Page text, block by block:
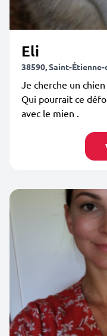
Eli
38590, Saint-
Je cherche un
Qui pourrait ce
avec le mien .